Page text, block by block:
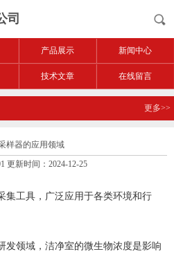
司
产品展示 新闻中心
技术文章 在线留言
更多>>
样器的应用领域
更新时间：2024-12-25
集工具，广泛应用于各类环境和行
领域，洁净室的微生物浓度是影响